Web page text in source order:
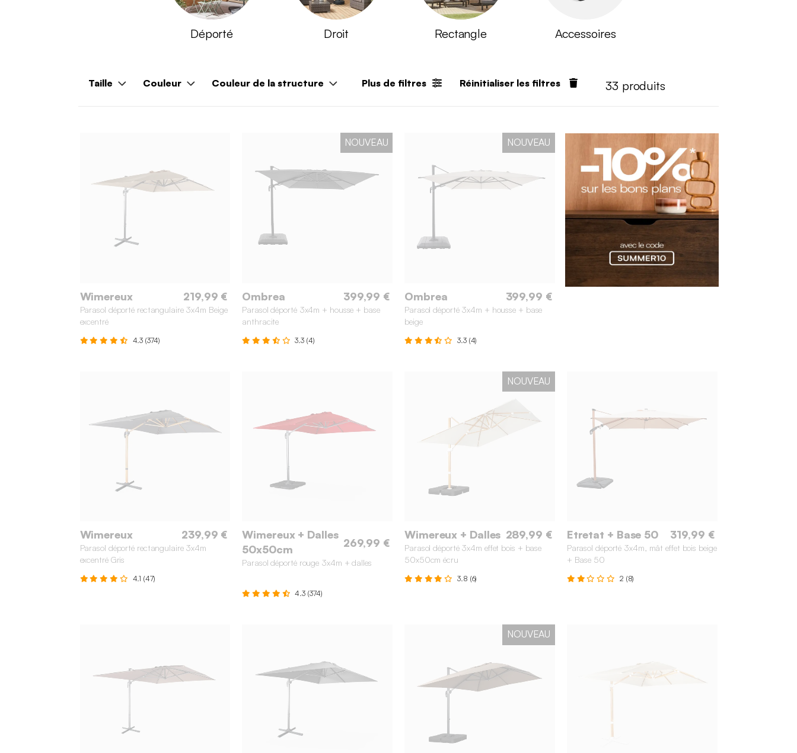
Déporté Droit Rectangle Accessoires
Taille Couleur Couleur de la structure Plus de filtres Réinitialiser les filtres 33 produits
Wimereux 219,99 €
Parasol déporté rectangulaire 3x4m Beige
excentré
4.3 (374)
NOUVEAU
Ombrea 399,99 €
Parasol déporté 3x4m + housse + base
anthracite
3.3 (4)
NOUVEAU
Ombrea 399,99 €
Parasol déporté 3x4m + housse + base
beige
3.3 (4)
Wimereux 239,99 €
Parasol déporté rectangulaire 3x4m
excentré Gris
4.1 (47)
Wimereux + Dalles
50x50cm
269,99 €
Parasol déporté rouge 3x4m + dalles
4.3 (374)
NOUVEAU
Wimereux + Dalles 289,99 €
Parasol déporté 3x4m effet bois + base
50x50cm écru
3.8 (6)
Etretat + Base 50 319,99 €
Parasol déporté 3x4m, mât effet bois beige
+ Base 50
2 (8)
NOUVEAU